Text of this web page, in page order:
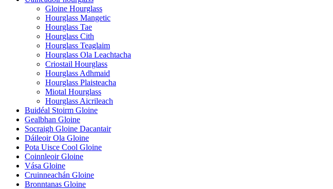
Gloine Hourglass
Hourglass Mangetic
Hourglass Tae
Hourglass Cith
Hourglass Teaglaim
Hourglass Ola Leachtacha
Criostail Hourglass
Hourglass Adhmaid
Hourglass Plaisteacha
Miotal Hourglass
Hourglass Aicrileach
Buidéal Stoirm Gloine
Gealbhan Gloine
Socraigh Gloine Dacantair
Dáileoir Ola Gloine
Pota Uisce Cool Gloine
Coinnleoir Gloine
Vása Gloine
Cruinneachán Gloine
Bronntanas Gloine